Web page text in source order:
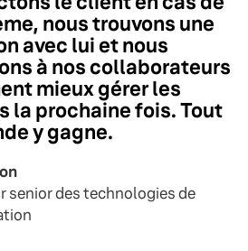
nous trouvons une
avec lui et nous
à nos collaborateurs
mieux gérer les
la prochaine fois. Tout
y gagne.
senior des technologies de